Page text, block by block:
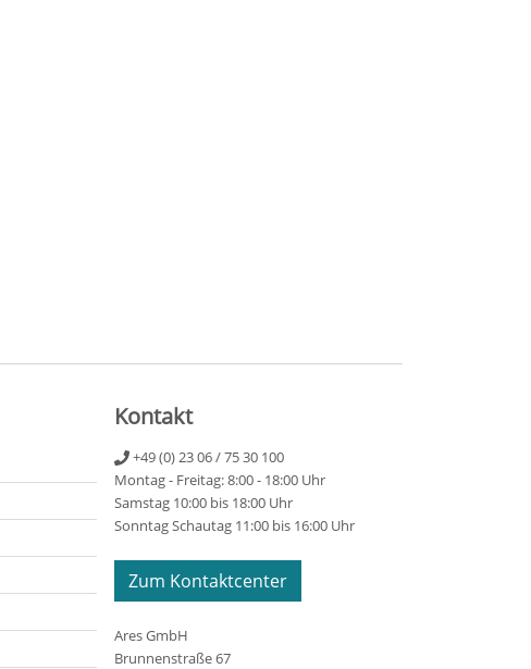
Kontakt
+49 (0) 23 06 / 75 30 100
Montag - Freitag: 8:00 - 18:00 Uhr
Samstag 10:00 bis 18:00 Uhr
Sonntag Schautag 11:00 bis 16:00 Uhr
Zum Kontaktcenter
Ares GmbH
Brunnenstraße 67